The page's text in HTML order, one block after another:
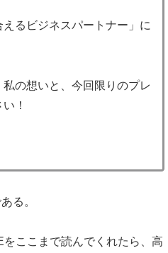
るビジネスパートナー」に
の想いと、今回限りのプレ
！
る。
ここまで読んでくれたら、高